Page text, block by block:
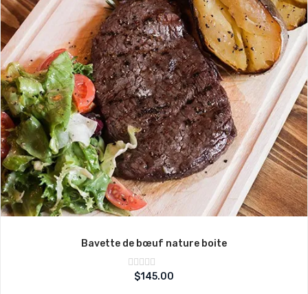
Bavette de bœuf nature boite
Note
sur
$145.00